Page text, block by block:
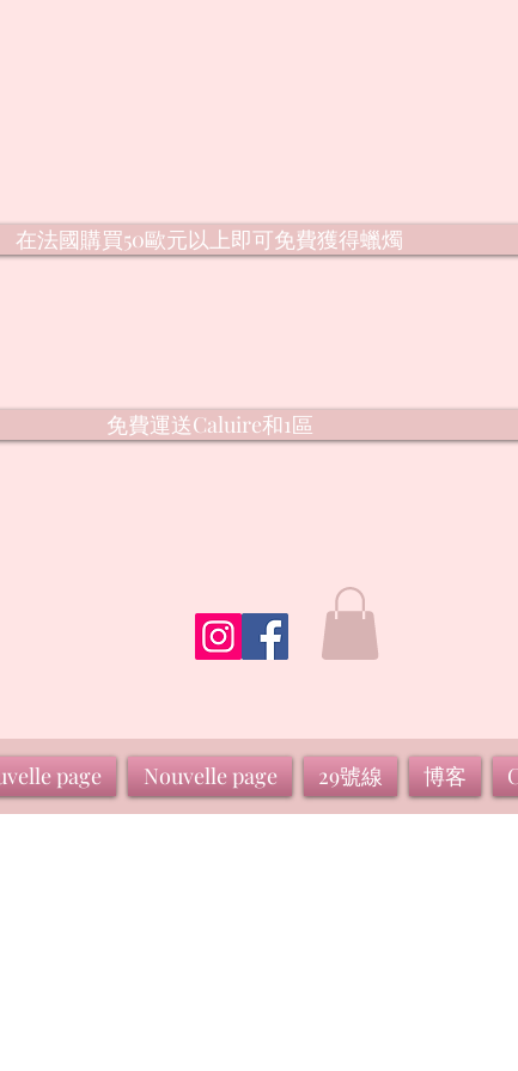
在法國購買50歐元以上即可免費獲得蠟燭
免費運送Caluire和1區
page Nouvelle page 29號線 博客